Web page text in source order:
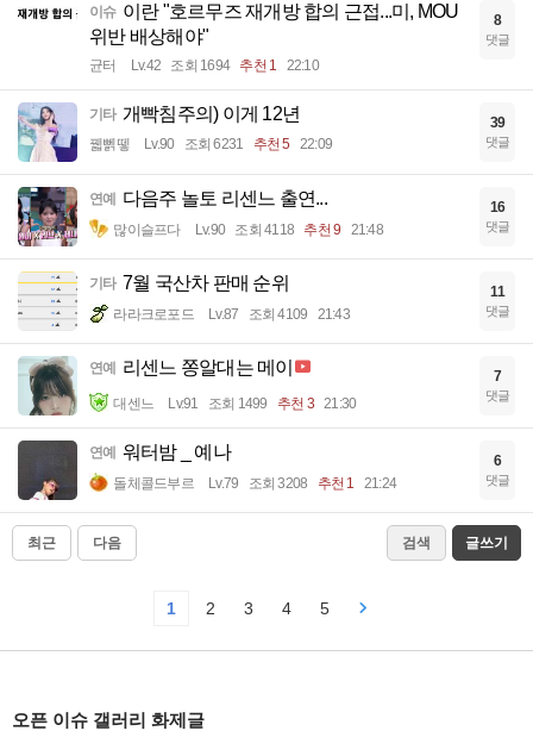
이슈 이란 "호르무즈 재개방 합의 근접...미, MOU
위반 배상해야"
균터 Lv.42 조회 1694 추천 1 22:10
8
댓글
기타 개빡침주의) 이게 12년
꿻뻵뗗 Lv.90 조회 6231 추천 5 22:09
39
댓글
연예 다음주 놀토 리센느 출연...
많이슬프다 Lv.90 조회 4118 추천 9 21:48
16
댓글
기타 7월 국산차 판매 순위
라라크로포드 Lv.87 조회 4109 21:43
11
댓글
연예 리센느 쫑알대는 메이
대센느 Lv.91 조회 1499 추천 3 21:30
7
댓글
연예 워터밤 _ 예나
돌체콜드부르 Lv.79 조회 3208 추천 1 21:24
6
댓글
최근 다음 검색 글쓰기
1 2 3 4 5
오픈 이슈 갤러리 화제글